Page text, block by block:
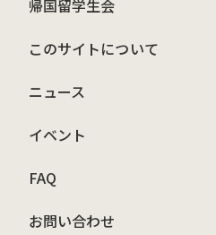
帰国留学生会
このサイトについて
ニュース
イベント
FAQ
お問い合わせ